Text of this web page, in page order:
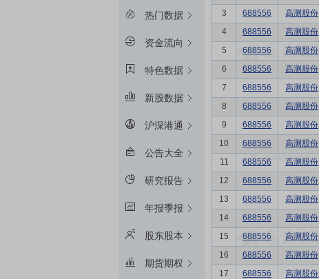
热门数据
资金流向
特色数据
新股数据
沪深港通
公告大全
研究报告
年报季报
股东股本
期货期权
3
688556 高测股份
4
688556 高测股份
5
688556 高测股份
6
688556 高测股份
7
688556 高测股份
8
688556 高测股份
9
688556 高测股份
10
688556 高测股份
11
688556 高测股份
12
688556 高测股份
13
688556 高测股份
14
688556 高测股份
15
688556 高测股份
16
688556 高测股份
17
688556 高测股份